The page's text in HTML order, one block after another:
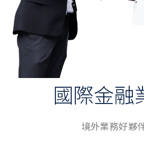
國外匯兌
外幣票據
外幣設價
國際金融業務國際金融
境外業務好夥